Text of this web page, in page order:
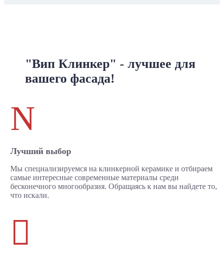
"Вип Клинкер" - лучшее для
вашего фасада!
N
Лучший выбор
Мы специализируемся на клинкерной керамике и отбираем
самые интересные современные материалы среди
бесконечного многообразия. Обращаясь к нам вы найдете то,
что искали.
